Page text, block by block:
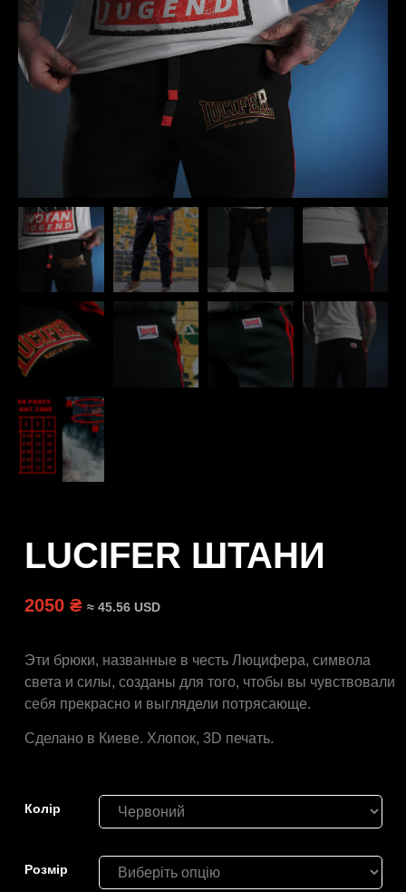
LUCIFER ШТАНИ
2050 ₴ ≈ 45.56 USD
Эти брюки, названные в честь Люцифера, символа
света и силы, созданы для того, чтобы вы чувствовали
себя прекрасно и выглядели потрясающе.
Сделано в Киеве. Хлопок, 3D печать.
Колір
Розмiр